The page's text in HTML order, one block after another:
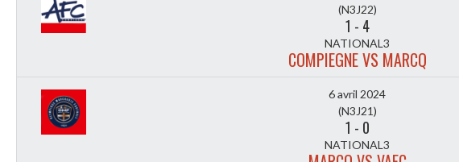
(N3J22)
1 - 4
NATIONAL3
COMPIEGNE VS MARCQ
6 avril 2024
(N3J21)
1 - 0
NATIONAL3